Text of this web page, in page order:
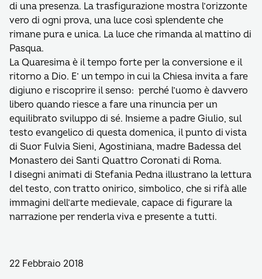
di una presenza. La trasfigurazione mostra l’orizzonte
vero di ogni prova, una luce così splendente che
rimane pura e unica. La luce che rimanda al mattino di
Pasqua.
La Quaresima è il tempo forte per la conversione e il
ritorno a Dio. E’ un tempo in cui la Chiesa invita a fare
digiuno e riscoprire il senso: perché l’uomo è davvero
libero quando riesce a fare una rinuncia per un
equilibrato sviluppo di sé. Insieme a padre Giulio, sul
testo evangelico di questa domenica, il punto di vista
di Suor Fulvia Sieni, Agostiniana, madre Badessa del
Monastero dei Santi Quattro Coronati di Roma.
I disegni animati di Stefania Pedna illustrano la lettura
del testo, con tratto onirico, simbolico, che si rifà alle
immagini dell’arte medievale, capace di figurare la
narrazione per renderla viva e presente a tutti.
22 Febbraio 2018